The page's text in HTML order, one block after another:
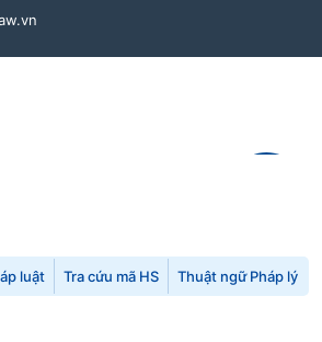
luật Tra cứu mã HS Thuật ngữ Pháp lý